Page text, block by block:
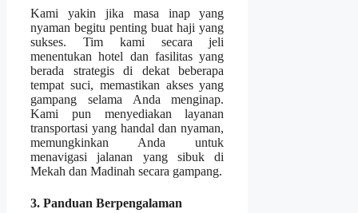
Kami yakin jika masa inap yang
nyaman begitu penting buat haji yang
sukses. Tim kami secara jeli
menentukan hotel dan fasilitas yang
berada strategis di dekat beberapa
tempat suci, memastikan akses yang
gampang selama Anda menginap.
Kami pun menyediakan layanan
transportasi yang handal dan nyaman,
memungkinkan Anda untuk
menavigasi jalanan yang sibuk di
Mekah dan Madinah secara gampang.
3. Panduan Berpengalaman